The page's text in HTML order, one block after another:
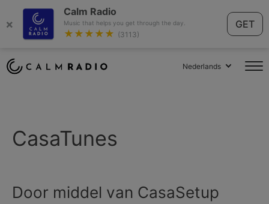
×
Calm Radio
Music that helps you get through the day.
★★★★★ (3113)
GET
Nederlands
CasaTunes
Door middel van CasaSetup